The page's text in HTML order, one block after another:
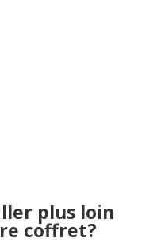
plus loin
coffret?